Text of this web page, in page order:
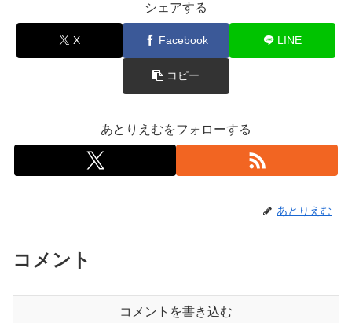
シェアする
X Facebook LINE
コピー
あとりえむをフォローする
あとりえむ
コメント
コメントを書き込む